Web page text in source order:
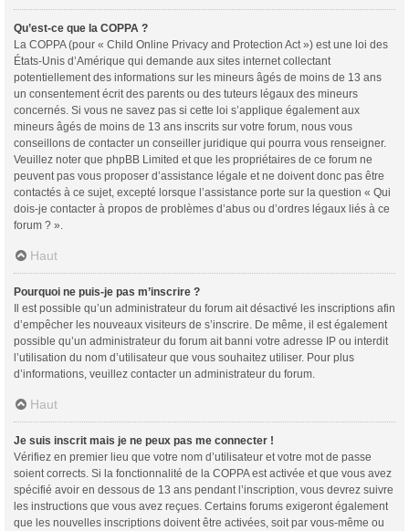
Qu’est-ce que la COPPA ?
La COPPA (pour « Child Online Privacy and Protection Act ») est une loi des
États-Unis d’Amérique qui demande aux sites internet collectant
potentiellement des informations sur les mineurs âgés de moins de 13 ans
un consentement écrit des parents ou des tuteurs légaux des mineurs
concernés. Si vous ne savez pas si cette loi s’applique également aux
mineurs âgés de moins de 13 ans inscrits sur votre forum, nous vous
conseillons de contacter un conseiller juridique qui pourra vous renseigner.
Veuillez noter que phpBB Limited et que les propriétaires de ce forum ne
peuvent pas vous proposer d’assistance légale et ne doivent donc pas être
contactés à ce sujet, excepté lorsque l’assistance porte sur la question « Qui
dois-je contacter à propos de problèmes d’abus ou d’ordres légaux liés à ce
forum ? ».
Haut
Pourquoi ne puis-je pas m’inscrire ?
Il est possible qu’un administrateur du forum ait désactivé les inscriptions afin
d’empêcher les nouveaux visiteurs de s’inscrire. De même, il est également
possible qu’un administrateur du forum ait banni votre adresse IP ou interdit
l’utilisation du nom d’utilisateur que vous souhaitez utiliser. Pour plus
d’informations, veuillez contacter un administrateur du forum.
Haut
Je suis inscrit mais je ne peux pas me connecter !
Vérifiez en premier lieu que votre nom d’utilisateur et votre mot de passe
soient corrects. Si la fonctionnalité de la COPPA est activée et que vous avez
spécifié avoir en dessous de 13 ans pendant l’inscription, vous devrez suivre
les instructions que vous avez reçues. Certains forums exigeront également
que les nouvelles inscriptions doivent être activées, soit par vous-même ou